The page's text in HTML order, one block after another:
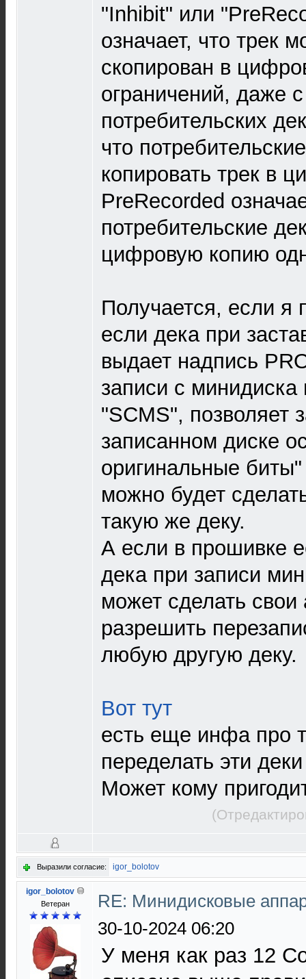
"Inhibit" или
означает, что трек
скопирован в
ограничений, даже
потребительских
что
копировать трек в
PreRecorded
потребительские
цифровую копию
Получается, если я
если дека при
выдает надпись
записи с минидиска
"SCMS", позволяет
записанном диске
оригинальные биты"
можно будет
такую же деку.
А если в прошивке
дека при записи
может сделать свои
разрешить
любую другую деку.
Вот тут
есть еще инфа про
переделать эти
Может кому
Выразили согласие: igor_bolotov
igor_bolotov
Ветеран
RE: Минидисковые
30-10-2024 06:20
У меня как раз 12